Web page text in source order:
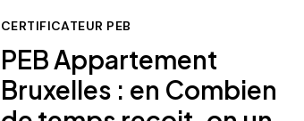
CERTIFICATEUR PEB
PEB Appartement
Bruxelles : en Combien